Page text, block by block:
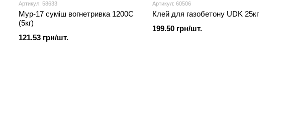
Артикул: 58633
Мур-17 суміш вогнетривка 1200С
(5кг)
121.53 грн/шт.
Артикул: 60506
Клей для газобетону UDK 25кг
199.50 грн/шт.